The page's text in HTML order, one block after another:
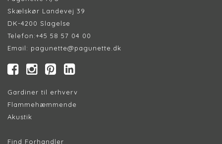
Skælskør Landevej 39
DK-4200 Slagelse
Telefon:+45 58 57 04 00
Email: pagunette@pagunette.dk
Gardiner til erhverv
Flammehæmmende
Akustik
Find Forhandler